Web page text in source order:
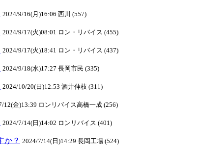
2024/9/16(月)16:06 西川 (557)
2024/9/17(火)08:01 ロン・リバイス (455)
2024/9/17(火)18:41 ロン・リバイス (437)
2024/9/18(水)17:27 長岡市民 (335)
2024/10/20(日)12:53 酒井伸枝 (311)
12(金)13:39 ロンリバイス高橋一成 (256)
2024/7/14(日)14:02 ロンリバイス (401)
か？ 2024/7/14(日)14:29 長岡工場 (524)